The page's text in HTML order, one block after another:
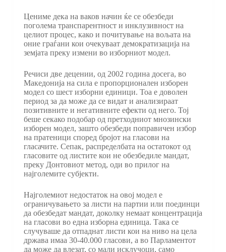
Цениме дека на ваков начин ќе се обезбеди
поголема транспарентност и инклузивност на
целиот процес, како и почитување на вољата на
оние граѓани кои очекуваат демократизација на
земјата преку измени во изборниот модел.
Речиси две децении, од 2002 година досега, во
Македонија на сила е пропорционален изборен
модел со шест изборни единици. Тоа е доволен
период за да може да се видат и анализираат
позитивните и негативните ефекти од него. Тој
беше секако подобар од претходниот мнозински
изборен модел, зашто обезбеди поправичен избор
на пратеници според бројот на гласови на
гласачите. Сепак, распределбата на остатокот од
гласовите од листите кои не обезбедиле мандат,
преку Донтовиот метод, оди во прилог на
најголемите субјекти.
Најголемиот недостаток на овој модел е
ограничувањето за листи на партии или поединци
да обезбедат мандат, доколку немаат концентрација
на гласови во една изборна единица. Така се
случуваше да отпаднат листи кои на ниво на цела
држава имаа 30-40.000 гласови, а во Парламентот
да може да влезат, со мали исклучоци, само